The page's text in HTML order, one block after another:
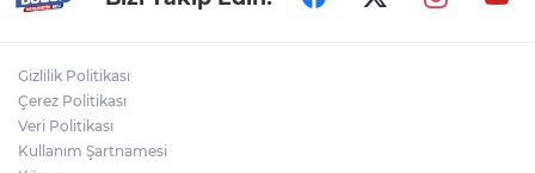
kapsamında hayata geçirilecek çalışmalar hakkında
alınarak tanıtım faaliyetleri gerçekleştirildi. İl
Müdürlüğü yetkilileri, şehit yakınları ve gazilerin her
zaman yanında olmaya devam edeceklerini vurguladı.
Gizlilik Politikası
Çerez Politikası
Veri Politikası
Kullanım Şartnamesi